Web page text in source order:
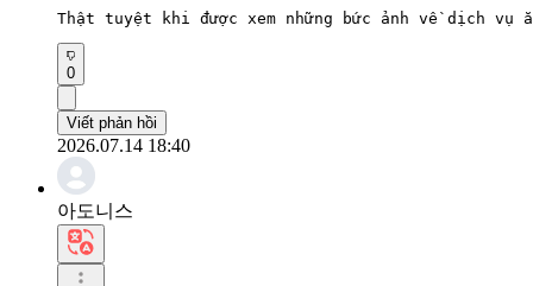
Thật tuyệt khi được xem những bức ảnh về dịch vụ
0
Viết phản hồi
2026.07.14 18:40
아도니스